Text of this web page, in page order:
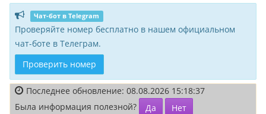
Чат-бот в Telegram
Проверяйте номер бесплатно в нашем официальном
чат-боте в Телеграм.
Проверить номер
Последнее обновление: 08.08.2026 15:18:37
Была информация полезной?
Да Нет